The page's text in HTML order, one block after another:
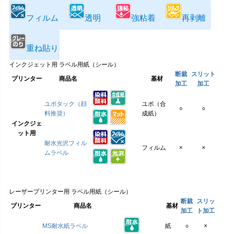
フィルム 透明 強粘着 再剥離
重ね貼り
インクジェット用 ラベル用紙（シール）
プリンター
商品名 基材
断裁
加工
スリット
加工
インクジェ
ット用
ユポタック（顔
料推奨）
ユポ（合
成紙）
○ ○
耐水光沢フィル
ムラベル
フィルム × ×
レーザープリンター用 ラベル用紙（シール）
プリンター
商品名 基材
断裁
加工
スリッ
ト加工
MS耐水紙ラベル 紙 ○ ×